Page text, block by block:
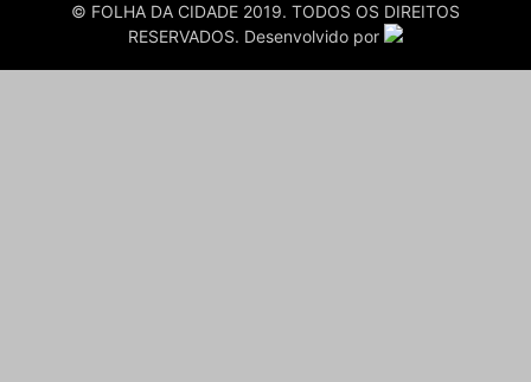
© FOLHA DA CIDADE 2019. TODOS OS DIREITOS
RESERVADOS. Desenvolvido por